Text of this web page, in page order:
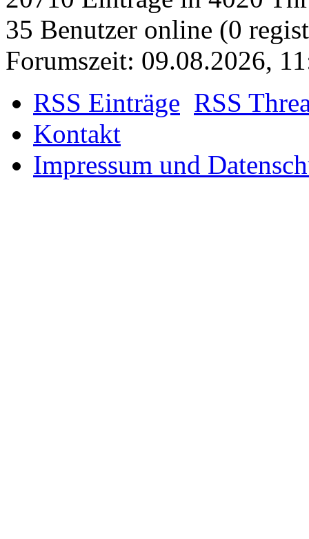
20710 Einträge in 4020
35 Benutzer online (0
Forumszeit: 09.08.2026,
RSS Einträge
Kontakt